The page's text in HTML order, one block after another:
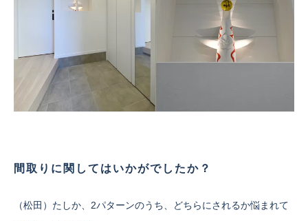
間取りに関してはいかがでしたか？
（松田）たしか、2パターンのうち、どちらにされるか悩まれて